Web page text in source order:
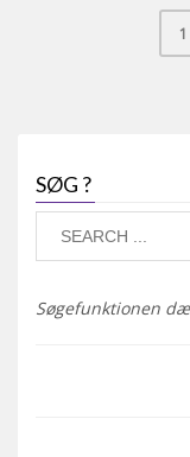
1
SØG ?
Søgefunktionen